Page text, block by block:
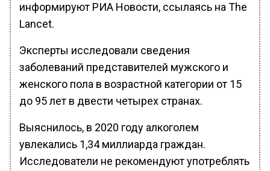
информируют РИА Новости, ссылаясь на The
Lancet.
Эксперты исследовали сведения
заболеваний представителей мужского и
женского пола в возрастной категории от 15
до 95 лет в двести четырех странах.
Выяснилось, в 2020 году алкоголем
увлекались 1,34 миллиарда граждан.
Исследователи не рекомендуют употреблять